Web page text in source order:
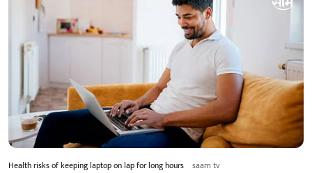
Health risks of keeping laptop on lap for long hours saam tv